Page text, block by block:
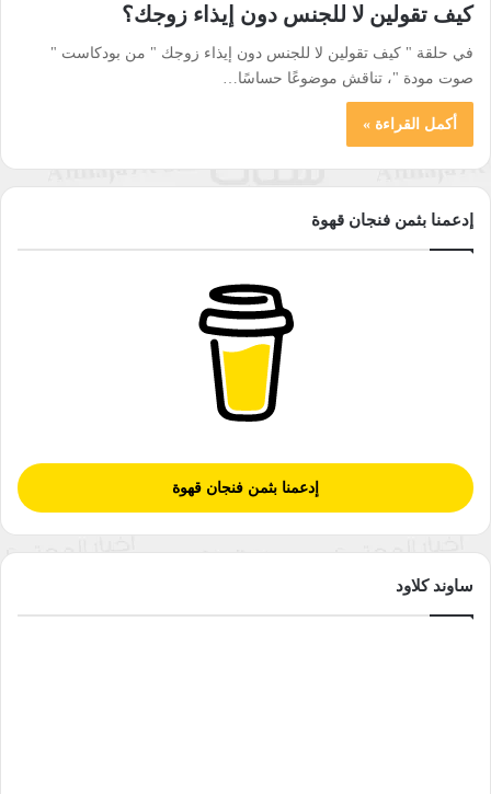
كيف تقولين لا للجنس دون إيذاء زوجك؟
في حلقة " كيف تقولين لا للجنس دون إيذاء زوجك " من بودكاست "
صوت مودة "، تناقش موضوعًا حساسًا…
أكمل القراءة »
إدعمنا بثمن فنجان قهوة
إدعمنا بثمن فنجان قهوة
ساوند كلاود